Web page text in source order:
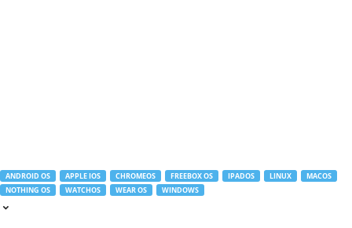
ANDROID OS APPLE IOS CHROMEOS FREEBOX OS IPADOS LINUX
MACOS
NOTHING OS
WATCHOS WEAR OS WINDOWS